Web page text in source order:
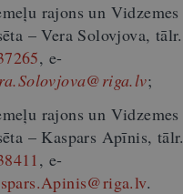
rajons un Vidzemes
– Vera Solovjova, tālr.
, e-
;
rajons un Vidzemes
– Kaspars Apīnis, tālr.
, e-
.